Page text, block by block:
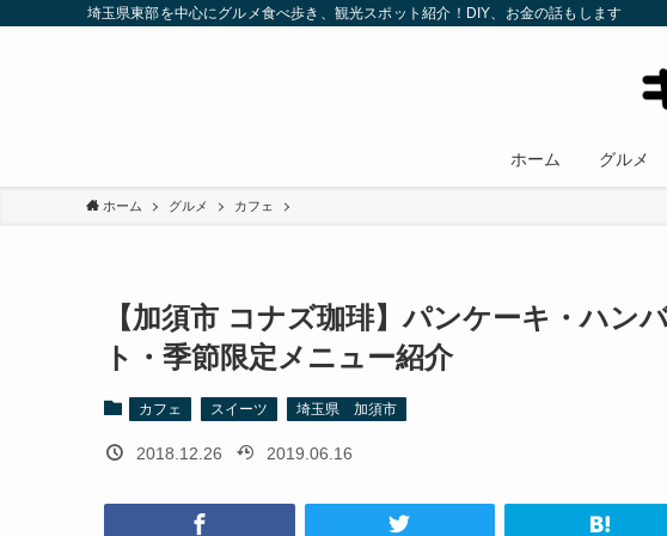
埼玉県東部を中心にグルメ食べ歩き、観光スポット紹介！DIY、お金の話もします
ホーム グルメ
ホーム グルメ カフェ
【加須市 コナズ珈琲】パンケーキ・ハン
ト・季節限定メニュー紹介
カフェ スイーツ 埼玉県 加須市
2018.12.26 2019.06.16